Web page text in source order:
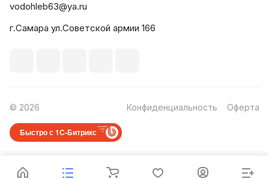
vodohleb63@ya.ru
г.Самара ул.Советской армии 166
© 2026 Конфиденциальность Оферта
Быстро с 1С-Битрикс